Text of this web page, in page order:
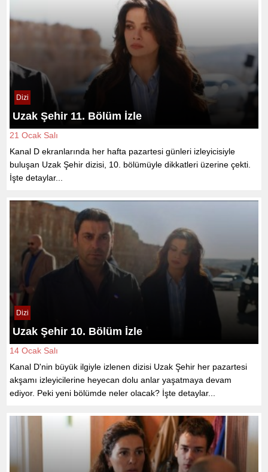
Dizi
Uzak Şehir 11. Bölüm İzle
21 Ocak Salı
Kanal D ekranlarında her hafta pazartesi günleri izleyicisiyle
buluşan Uzak Şehir dizisi, 10. bölümüyle dikkatleri üzerine çekti.
İşte detaylar...
Dizi
Uzak Şehir 10. Bölüm İzle
14 Ocak Salı
Kanal D'nin büyük ilgiyle izlenen dizisi Uzak Şehir her pazartesi
akşamı izleyicilerine heyecan dolu anlar yaşatmaya devam
ediyor. Peki yeni bölümde neler olacak? İşte detaylar...